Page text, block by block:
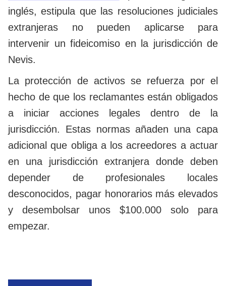
inglés, estipula que las resoluciones judiciales
extranjeras no pueden aplicarse para
intervenir un fideicomiso en la jurisdicción de
Nevis.
La protección de activos se refuerza por el
hecho de que los reclamantes están obligados
a iniciar acciones legales dentro de la
jurisdicción. Estas normas añaden una capa
adicional que obliga a los acreedores a actuar
en una jurisdicción extranjera donde deben
depender de profesionales locales
desconocidos, pagar honorarios más elevados
y desembolsar unos $100.000 solo para
empezar.